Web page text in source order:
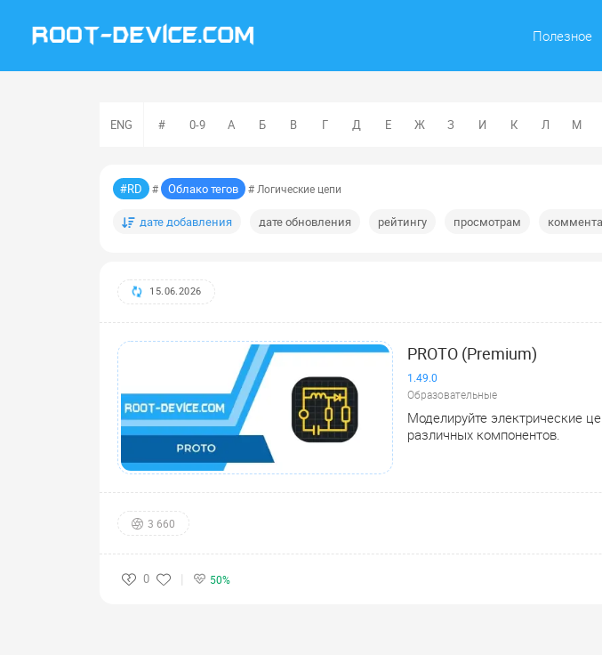
Полезное
ENG # 0-9 А Б В Г Д Е Ж З И К Л М
#RD # Облако тегов # Логические цепи
дате добавления дате обновления рейтингу просмотрам
15.06.2026
PROTO (Premium)
1.49.0
Образовательные
Моделируйте электрические
различных компонентов.
3 660
0 50%